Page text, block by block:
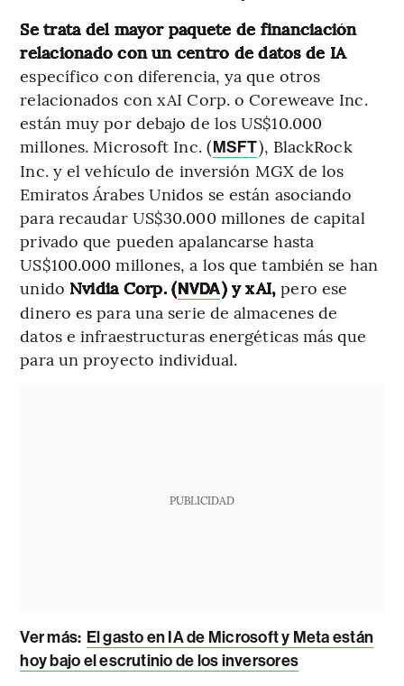
Se trata del mayor paquete de financiación
relacionado con un centro de datos de IA
específico con diferencia, ya que otros
relacionados con xAI Corp. o Coreweave Inc.
están muy por debajo de los US$10.000
millones. Microsoft Inc. (MSFT), BlackRock
Inc. y el vehículo de inversión MGX de los
Emiratos Árabes Unidos se están asociando
para recaudar US$30.000 millones de capital
privado que pueden apalancarse hasta
US$100.000 millones, a los que también se han
unido Nvidia Corp. (NVDA) y xAI, pero ese
dinero es para una serie de almacenes de
datos e infraestructuras energéticas más que
para un proyecto individual.
PUBLICIDAD
Ver más: El gasto en IA de Microsoft y Meta están
hoy bajo el escrutinio de los inversores